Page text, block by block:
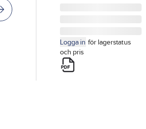
Logga in för lagerstatus
och pris